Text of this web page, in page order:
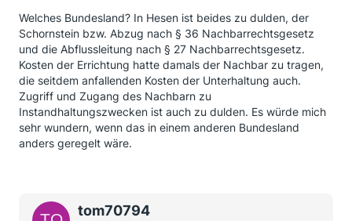
Welches Bundesland? In Hesen ist beides zu dulden, der
Schornstein bzw. Abzug nach § 36 Nachbarrechtsgesetz
und die Abflussleitung nach § 27 Nachbarrechtsgesetz.
Kosten der Errichtung hatte damals der Nachbar zu tragen,
die seitdem anfallenden Kosten der Unterhaltung auch.
Zugriff und Zugang des Nachbarn zu
Instandhaltungszwecken ist auch zu dulden. Es würde mich
sehr wundern, wenn das in einem anderen Bundesland
anders geregelt wäre.
tom70794